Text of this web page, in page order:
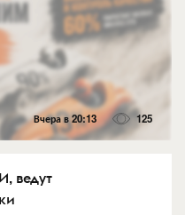
Вчера в 20:13 125
ведут